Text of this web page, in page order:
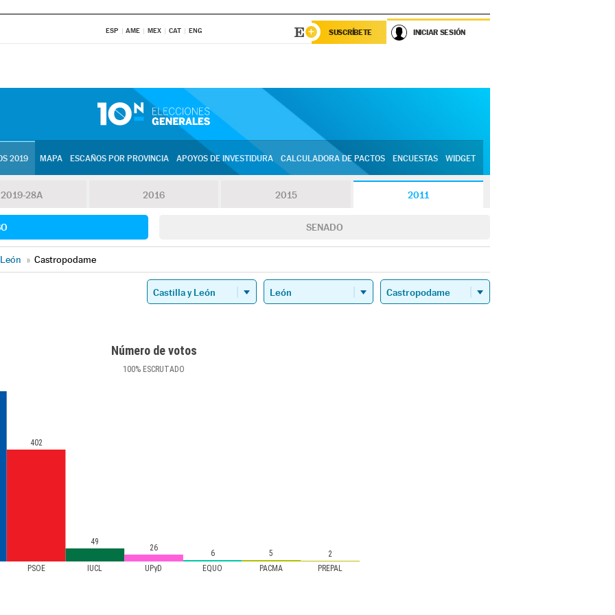
ESP AME MEX CAT ENG SUSCRÍBETE INICIAR SESIÓN
2019 MAPA ESCAÑOS POR PROVINCIA APOYOS DE INVESTIDURA CALCULADORA DE PACTOS ENCUESTAS WIDGET
2019-28A 2016 2015 2011
SENADO
León » Castropodame
Número de votos
100% ESCRUTADO
PSOE IUCL UPyD EQUO PACMA PREPAL
402
49
26
6 5 2